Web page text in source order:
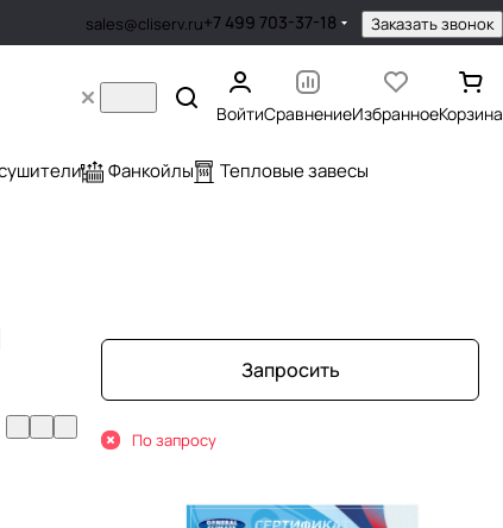
sales@cliserv.ru+7 499 703-37-18 Заказать звонок
ВойтиСравнениеИзбранноеКорзина
Фанкойлы Тепловые завесы
Запросить
По запросу